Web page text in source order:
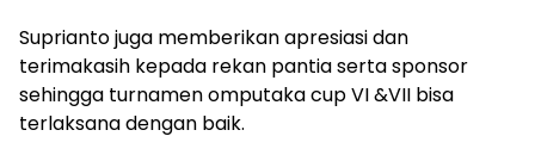
Suprianto juga memberikan apresiasi dan
terimakasih kepada rekan pantia serta sponsor
sehingga turnamen omputaka cup VI &VII bisa
terlaksana dengan baik.